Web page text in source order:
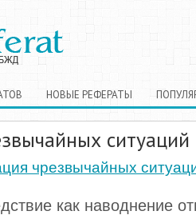
НОВЫЕ РЕФЕРАТЫ
ситуаций
чрезвычайных
как наводнение